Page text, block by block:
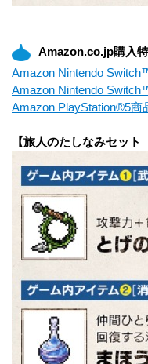
Amazon.co.jp購入
Amazon Nintendo
Amazon Nintendo
Amazon PlayStation®5商
【旅人のたしなみセット